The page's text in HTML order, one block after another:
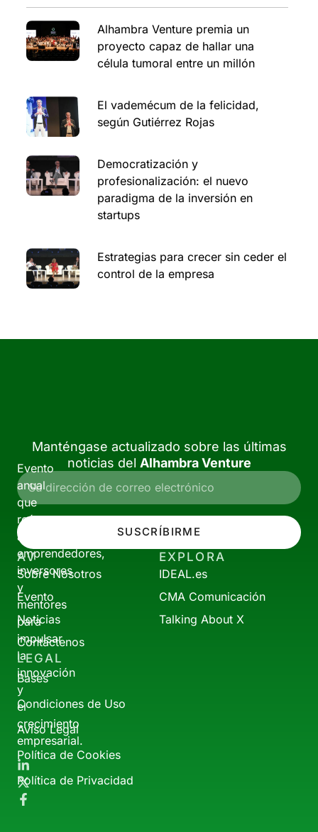
Alhambra Venture premia un
proyecto capaz de hallar una
célula tumoral entre un millón
El vademécum de la felicidad,
según Gutiérrez Rojas
Democratización y
profesionalización: el nuevo
paradigma de la inversión en
startups
Estrategias para crecer sin ceder el
control de la empresa
Evento
anual
que
reúne
a
emprendedores,
inversores
y
mentores
para
impulsar
la
innovación
y
el
crecimiento
empresarial.
Manténgase actualizado sobre las últimas
noticias del Alhambra Venture
SUSCRÍBIRME
AV
Sobre Nosotros
Evento
Noticias
Contáctenos
EXPLORA
IDEAL.es
CMA Comunicación
Talking About X
LEGAL
Bases
Condiciones de Uso
Aviso Legal
Política de Cookies
Política de Privacidad